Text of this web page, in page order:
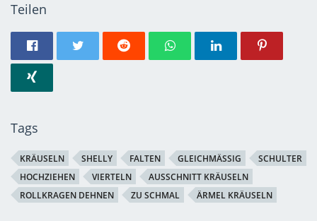
Teilen
Tags
KRÄUSELN SHELLY FALTEN GLEICHMÄSSIG
SCHULTER
HOCHZIEHEN
VIERTELN
AUSSCHNITT KRÄUSELN
ROLLKRAGEN DEHNEN
ZU SCHMAL ÄRMEL KRÄUSELN